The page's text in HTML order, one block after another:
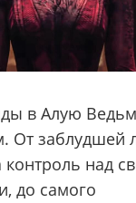
в Алую
От заблудшей
над
до самого